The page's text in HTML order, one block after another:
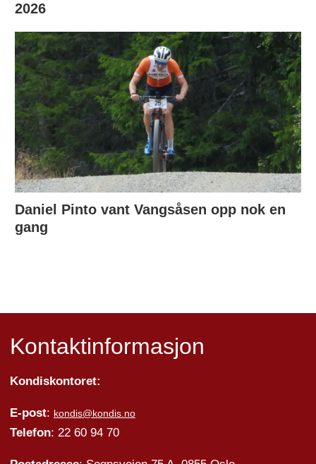
2026
Daniel Pinto vant Vangsåsen opp nok en
gang
Kontaktinformasjon
Kondiskontoret:
E-post: kondis@kondis.no
Telefon: 22 60 94 70